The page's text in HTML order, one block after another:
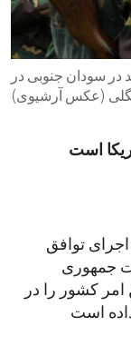
IDEALS AND
سودان جنوبی در
(عکس آرشیوی)
توافق
‌جمهوری
امر کشور را در